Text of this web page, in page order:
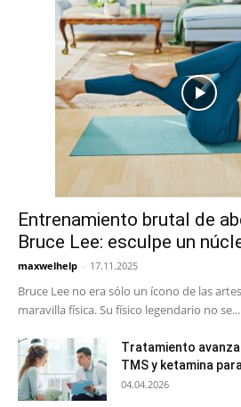
Entrenamiento brutal de
Bruce Lee: esculpe un
maxwelhelp - 17.11.2025
Bruce Lee no era sólo un ícono de las
maravilla física. Su físico legendario no se...
Tratamiento
TMS y ketamina
04.04.2026